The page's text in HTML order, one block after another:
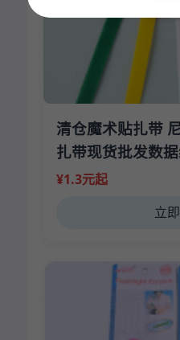
清仓魔术贴扎带
扎带现货批发数
¥1.3元起
立